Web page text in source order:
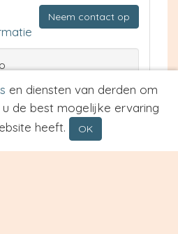
Neem contact op
en diensten van derden om
de best mogelijke ervaring
heeft.
OK